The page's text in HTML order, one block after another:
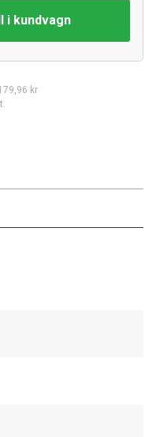
i kundvagn
kr